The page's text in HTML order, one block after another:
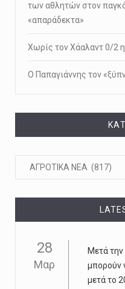
των αθλητών στον
«απαράδεκτα»
Χωρίς τον Χάαλαντ 0/2
Ο Παπαγιάννης τον
28
Μαρ
Μετά
μπορούν
μετά το